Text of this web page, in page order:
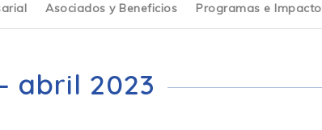
Asociados y Beneficios Programas e Impacto
abril 2023